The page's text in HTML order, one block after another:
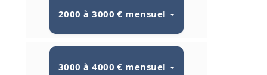
2000 à 3000 € mensuel
3000 à 4000 € mensuel